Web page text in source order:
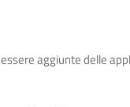
aggiunte delle